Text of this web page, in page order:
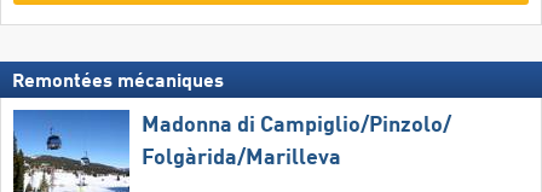
Remontées mécaniques
Madonna di Campiglio/​Pinzolo/​
Folgàrida/​Marilleva